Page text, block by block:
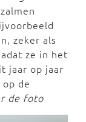
zeker als
ze in het
jaar op jaar
de
de foto